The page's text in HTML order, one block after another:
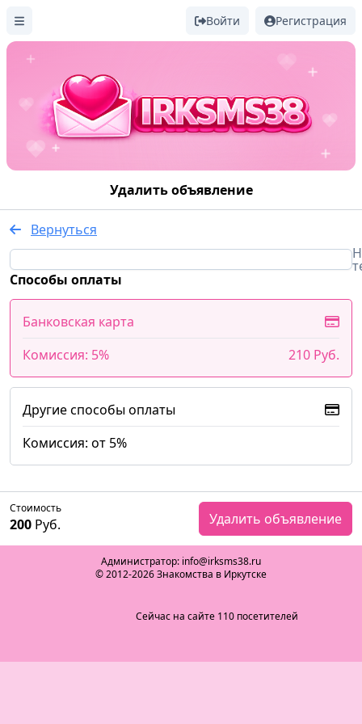
Войти Регистрация
Удалить объявление
Вернуться
Способы оплаты
Банковская карта
Комиссия: 5%
210 Руб.
Другие способы оплаты
Комиссия: от 5%
Стоимость
200 Руб. Удалить объявление
Администратор: info@irksms38.ru
© 2012-2026 Знакомства в Иркутске
Сейчас на сайте 110 посетителей